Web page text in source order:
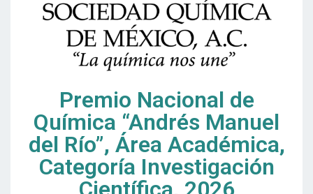
Premio Nacional de
Química “Andrés Manuel
del Río”, Área Académica,
Categoría Investigación